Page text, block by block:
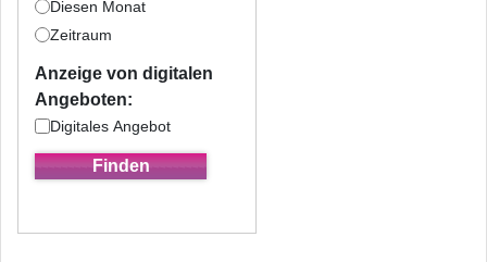
Diesen Monat
Zeitraum
Anzeige von digitalen
Angeboten:
Digitales Angebot